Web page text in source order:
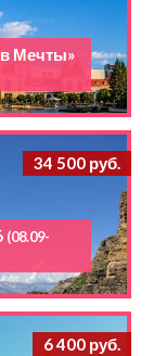
Мечты»
34 500 руб.
(08.09-
6 400 руб.